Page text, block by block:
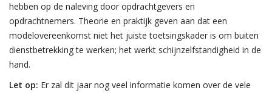
hebben op de naleving door opdrachtgevers en
opdrachtnemers. Theorie en praktijk geven aan dat een
modelovereenkomst niet het juiste toetsingskader is om buiten
dienstbetrekking te werken; het werkt schijnzelfstandigheid in de
hand.
Let op: Er zal dit jaar nog veel informatie komen over de vele